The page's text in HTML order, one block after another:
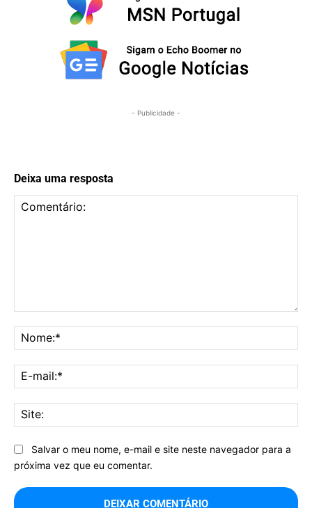
- Publicidade -
Deixa uma resposta
Salvar o meu nome, e-mail e site neste navegador para a
próxima vez que eu comentar.